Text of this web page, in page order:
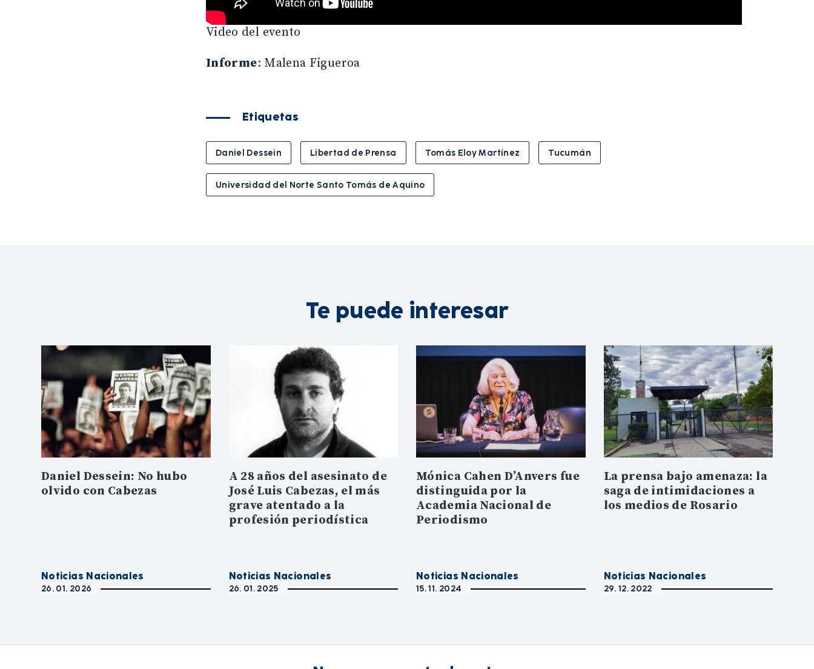
Video del evento
Informe: Malena Figueroa
Etiquetas
Daniel Dessein Libertad de Prensa Tomás Eloy Martínez Tucumán
Universidad del Norte Santo Tomás de Aquino
Te puede interesar
Daniel Dessein: No hubo
olvido con Cabezas
Noticias Nacionales
26. 01. 2026
A 28 años del asesinato de
José Luis Cabezas, el más
grave atentado a la
profesión periodística
Noticias Nacionales
26. 01. 2025
Mónica Cahen D’Anvers fue
distinguida por la
Academia Nacional de
Periodismo
Noticias Nacionales
15. 11. 2024
La prensa bajo amenaza: la
saga de intimidaciones a
los medios de Rosario
Noticias Nacionales
29. 12. 2022